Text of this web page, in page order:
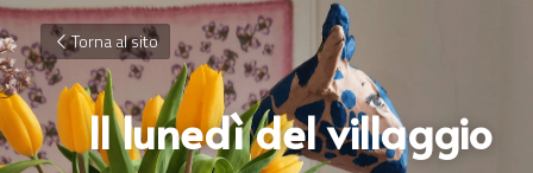
Torna al sito
Il lunedì del villaggio